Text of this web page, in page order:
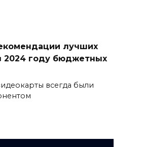
лучших
2024 году бюджетных
всегда были